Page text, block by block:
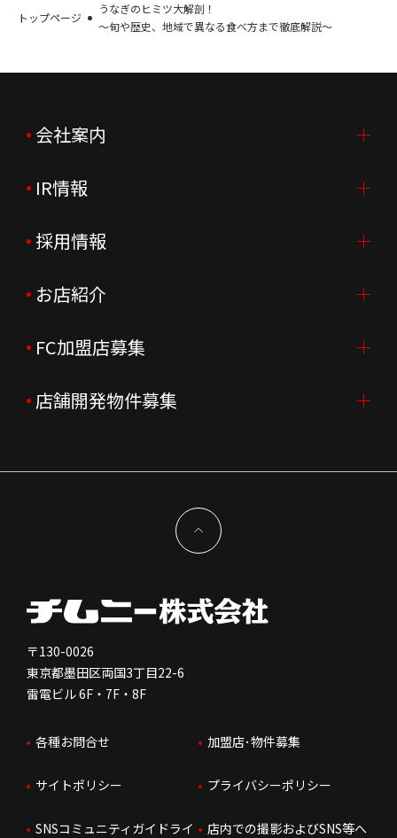
トップページ
うなぎのヒミツ大解剖！
～旬や歴史、地域で異なる食べ方まで徹底解説～
会社案内
会社案内TOP
ご挨拶
会社概要
会社沿革
企業理念
新型コロナウイルス対応
IR情報
IR情報TOP
ニュースリリース
月次売上
決算資料
コーポレートガバナンス
免責事項
株価情報
IRお問合せ
採用情報
採用情報TOP
新卒採用
中途採用
会社を知る
人を知る
はたらく環境
人財育成
サステナビリティ
お店紹介
店舗を探す・予約する
よくあるご質問
FC加盟店募集
FC加盟店募集TOP
独立支援について
FC加盟店お問合せ
店舗開発物件募集
〒130-0026
東京都墨田区両国3丁目22-6
雷電ビル 6F・7F・8F
各種お問合せ 加盟店･物件募集
サイトポリシー プライバシーポリシー
SNSコミュニティガイドライ 店内での撮影およびSNS等へ